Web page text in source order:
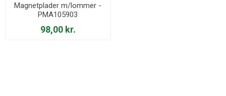
Magnetplader m/lommer -
PMA105903
98,00 kr.